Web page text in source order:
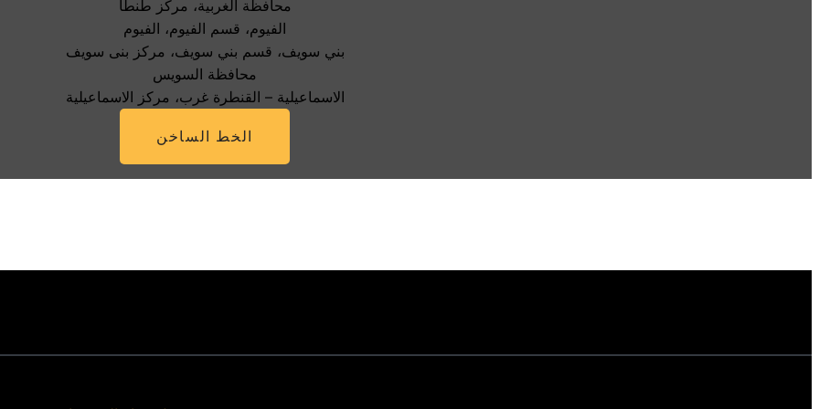
محافظة الغربية، مركز طنطا
الفيوم، قسم الفيوم، الفيوم
بني سويف، قسم بني سويف، مركز بنى سويف
محافظة السويس
الاسماعيلية – القنطرة غرب، مركز الاسماعيلية
الخط الساخن